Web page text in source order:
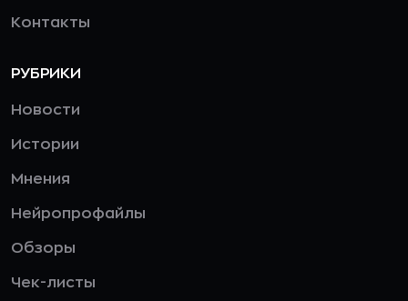
Контакты
РУБРИКИ
Новости
Истории
Мнения
Нейропрофайлы
Обзоры
Чек-листы